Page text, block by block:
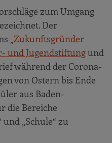
zum Umgang
Der
„Zukunftsgründer
und Jugendstiftungund
während der Corona-
von Ostern bis Ende
aus Baden-
die Bereiche
und „Schule“ zu